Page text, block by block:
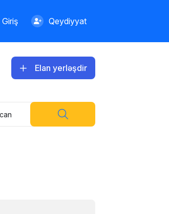
Giriş Qeydiyyat
Elan yerləşdir